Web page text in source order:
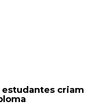
estudantes criam